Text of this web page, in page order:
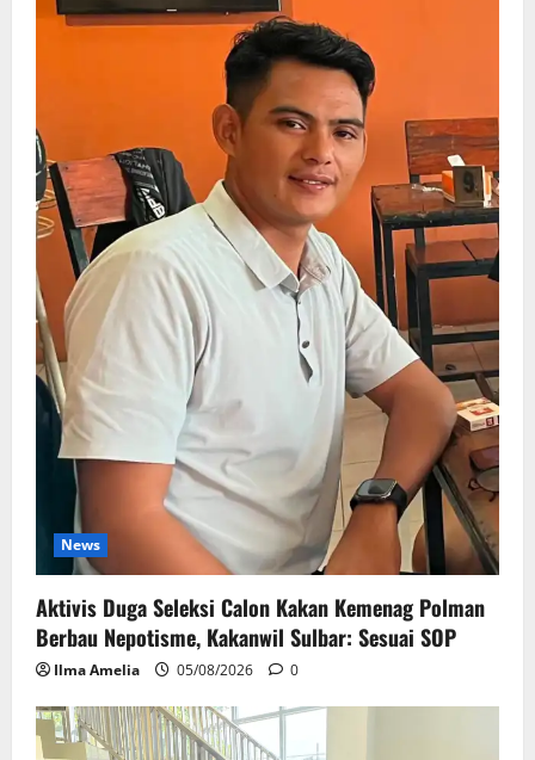
News
Aktivis Duga Seleksi Calon Kakan Kemenag Polman
Berbau Nepotisme, Kakanwil Sulbar: Sesuai SOP
Ilma Amelia 05/08/2026 0